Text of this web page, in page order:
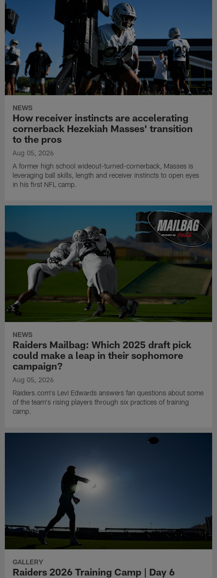
NEWS
How receiver instincts are accelerating
cornerback Hezekiah Masses' transition
to the pros
Aug 05, 2026
A former high school wideout-turned-cornerback, Masses is
leveraging ball skills, length and receiver instincts to open eyes
in his first NFL camp.
NEWS
Raiders Mailbag: Which 2025 draft pick
could make a leap in their sophomore
campaign?
Aug 05, 2026
Raiders.com's Levi Edwards answers fan questions about some
of the team's rising players through six practices of training
camp.
GALLERY
Raiders 2026 Training Camp | Day 6